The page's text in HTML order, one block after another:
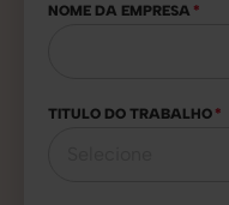
NOME DA EMPRESA *
TITULO DO TRABALHO *